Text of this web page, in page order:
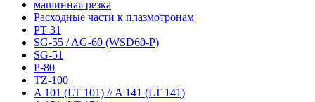
машинная резка
Расходные части к плазмотронам
PT-31
SG-55 / AG-60 (WSD60-P)
SG-51
P-80
TZ-100
A 101 (LT 101) // A 141 (LT 141)